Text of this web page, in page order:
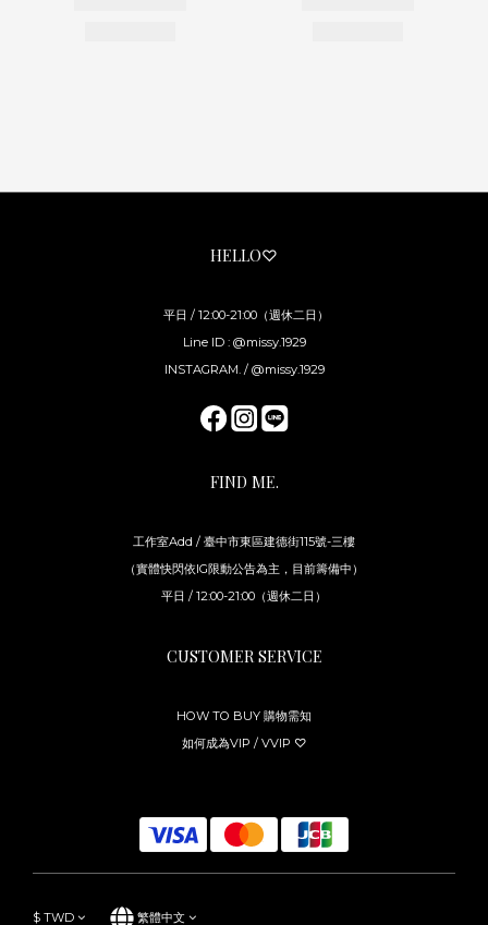
HELLO♡
平日 / 12:00-21:00（週休二日）
Line ID : @missy.1929
INSTAGRAM. / @missy.1929
FIND ME.
工作室Add / 臺中市東區建德街115號-三樓
（實體快閃依IG限動公告為主，目前籌備中）
平日 / 12:00-21:00（週休二日）
CUSTOMER SERVICE
HOW TO BUY 購物需知
如何成為VIP / VVIP ♡
$ TWD 繁體中文